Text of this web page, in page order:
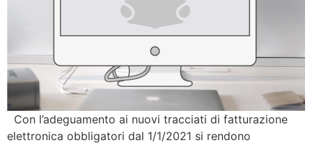
Con l’adeguamento ai nuovi tracciati di fatturazione
elettronica obbligatori dal 1/1/2021 si rendono